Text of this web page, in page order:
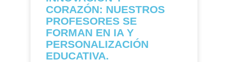
CORAZÓN: NUESTROS
PROFESORES SE
FORMAN EN IA Y
PERSONALIZACIÓN
EDUCATIVA.